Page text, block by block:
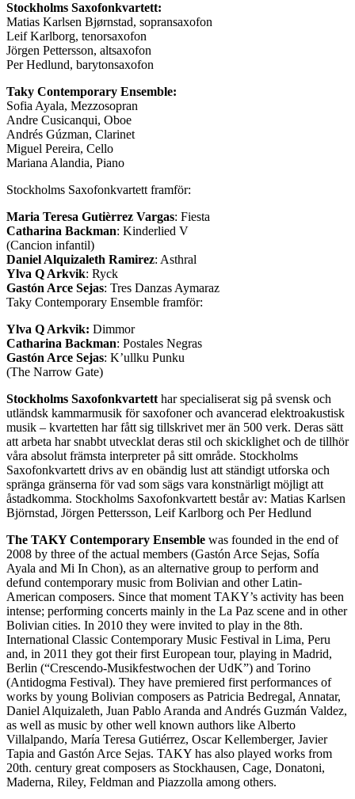
Stockholms Saxofonkvartett:
Matias Karlsen Bjørnstad, sopransaxofon
Leif Karlborg, tenorsaxofon
Jörgen Pettersson, altsaxofon
Per Hedlund, barytonsaxofon
Taky Contemporary Ensemble:
Sofia Ayala, Mezzosopran
Andre Cusicanqui, Oboe
Andrés Gúzman, Clarinet
Miguel Pereira, Cello
Mariana Alandia, Piano
Stockholms Saxofonkvartett framför:
Maria Teresa Gutièrrez Vargas: Fiesta
Catharina Backman: Kinderlied V
(Cancion infantil)
Daniel Alquizaleth Ramirez: Asthral
Ylva Q Arkvik: Ryck
Gastón Arce Sejas: Tres Danzas Aymaraz
Taky Contemporary Ensemble framför:
Ylva Q Arkvik: Dimmor
Catharina Backman: Postales Negras
Gastón Arce Sejas: K’ullku Punku
(The Narrow Gate)
Stockholms Saxofonkvartett har specialiserat sig på svensk och
utländsk kammarmusik för saxofoner och avancerad elektroakustisk
musik – kvartetten har fått sig tillskrivet mer än 500 verk. Deras sätt
att arbeta har snabbt utvecklat deras stil och skicklighet och de tillhör
våra absolut främsta interpreter på sitt område. Stockholms
Saxofonkvartett drivs av en obändig lust att ständigt utforska och
spränga gränserna för vad som sägs vara konstnärligt möjligt att
åstadkomma. Stockholms Saxofonkvartett består av: Matias Karlsen
Björnstad, Jörgen Pettersson, Leif Karlborg och Per Hedlund
The TAKY Contemporary Ensemble was founded in the end of
2008 by three of the actual members (Gastón Arce Sejas, Sofía
Ayala and Mi In Chon), as an alternative group to perform and
defund contemporary music from Bolivian and other Latin-
American composers. Since that moment TAKY’s activity has been
intense; performing concerts mainly in the La Paz scene and in other
Bolivian cities. In 2010 they were invited to play in the 8th.
International Classic Contemporary Music Festival in Lima, Peru
and, in 2011 they got their first European tour, playing in Madrid,
Berlin (“Crescendo-Musikfestwochen der UdK”) and Torino
(Antidogma Festival). They have premiered first performances of
works by young Bolivian composers as Patricia Bedregal, Annatar,
Daniel Alquizaleth, Juan Pablo Aranda and Andrés Guzmán Valdez,
as well as music by other well known authors like Alberto
Villalpando, María Teresa Gutiérrez, Oscar Kellemberger, Javier
Tapia and Gastón Arce Sejas. TAKY has also played works from
20th. century great composers as Stockhausen, Cage, Donatoni,
Maderna, Riley, Feldman and Piazzolla among others.